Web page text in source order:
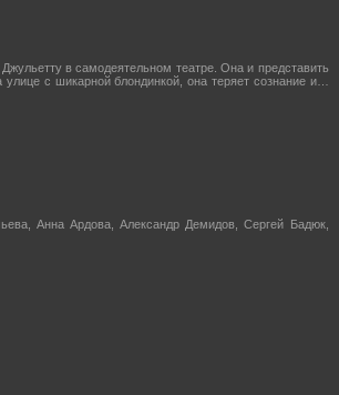
в самодеятельном театре. Она и представить
с шикарной блондинкой, она теряет сознание и…
Анна Ардова, Александр Демидов, Сергей Бадюк,